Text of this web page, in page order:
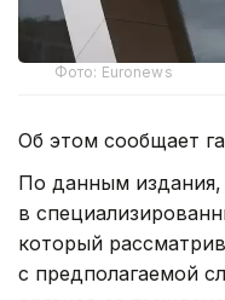
Фото: Euronews
Об этом сообщает
По данным издания,
в
который
с предполагаемой